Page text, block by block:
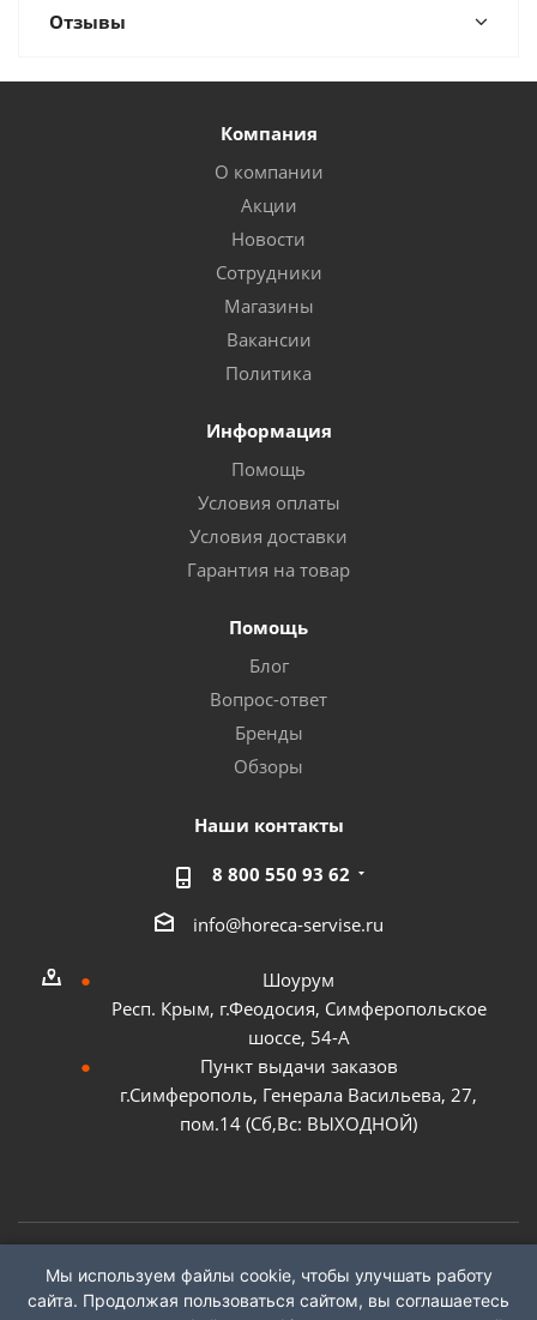
Отзывы
Компания
О компании
Акции
Новости
Сотрудники
Магазины
Вакансии
Политика
Информация
Помощь
Условия оплаты
Условия доставки
Гарантия на товар
Помощь
Блог
Вопрос-ответ
Бренды
Обзоры
Наши контакты
8 800 550 93 62
info@horeca-servise.ru
Шоурум
Респ. Крым, г.Феодосия, Симферопольское
шоссе, 54-А
Пункт выдачи заказов
г.Симферополь, Генерала Васильева, 27,
пом.14 (Сб,Вс: ВЫХОДНОЙ)
2026 ©ГК "ХоРеКа Сервис"
Мы используем файлы cookie, чтобы улучшать работу
сайта. Продолжая пользоваться сайтом, вы соглашаетесь